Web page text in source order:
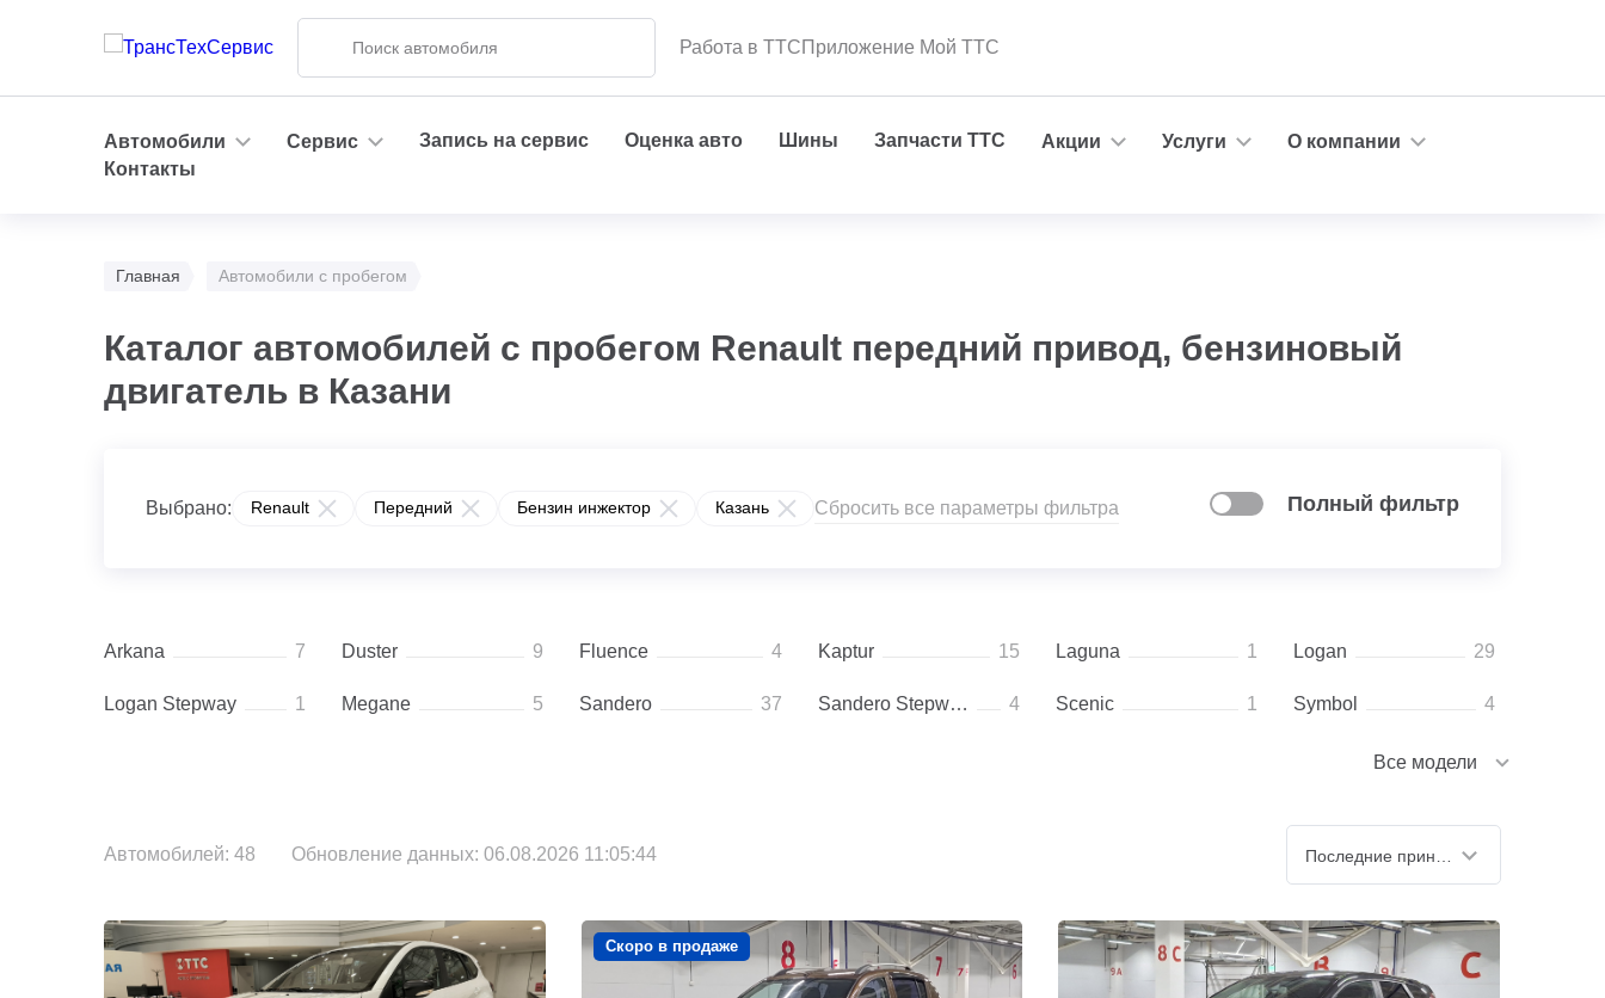
Работа в ТТСПриложение Мой ТТС
Автомобили Сервис Запись на сервис Оценка авто Шины Запчасти ТТС Акции Услуги
О компании
Контакты
Главная Автомобили с пробегом
Каталог автомобилей с пробегом Renault передний привод, бензиновый
двигатель в Казани
Выбрано: Renault Передний Бензин инжектор Казань Сбросить все параметры фильтра Полный фильтр
Arkana 7 Duster 9 Fluence 4 Kaptur 15 Laguna 1 Logan 29
Logan Stepway 1 Megane 5 Sandero 37 Sandero Stepway 4 Scenic 1 Symbol 4
Все модели
Автомобилей: 48 Обновление данных: 06.08.2026 11:05:44
Скоро в продаже